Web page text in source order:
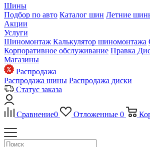
Шины
Подбор по авто Каталог шин Летние
Акции
Услуги
Шиномонтаж Калькулятор шиномонтажа
Корпоративное обслуживание Правка
Магазины
Распродажа
Распродажа шины Распродажа диски
Статус заказа
Сравнение0 Отложенные 0